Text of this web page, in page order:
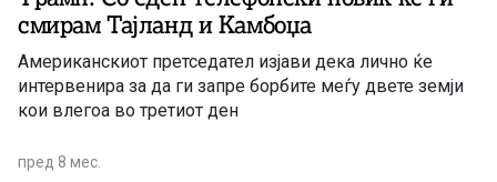
смирам Тајланд и Камбоџа
Американскиот претседател изјави дека лично ќе
интервенира за да ги запре борбите меѓу двете земји
кои влегоа во третиот ден
пред 8 мес.